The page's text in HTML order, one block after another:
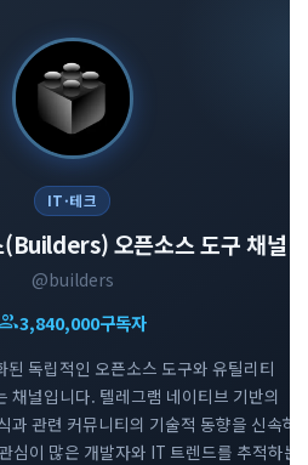
IT·테크
(Builders) 오픈소스 도구 채널
@builders
group3,840,000구독자
독립적인 오픈소스 도구와 유틸리티
채널입니다. 텔레그램 네이티브 기반의
과 관련 커뮤니티의 기술적 동향을 신속하
심이 많은 개발자와 IT 트렌드를 추적하는
다운로드 가이드